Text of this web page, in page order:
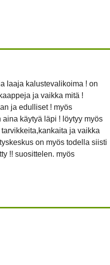
laaja kalustevalikoima ! on
ja vaikka mitä !
ja edulliset ! myös
käytyä läpi ! löytyy myös
ja vaikka
on myös todella siisti
!! suosittelen. myös